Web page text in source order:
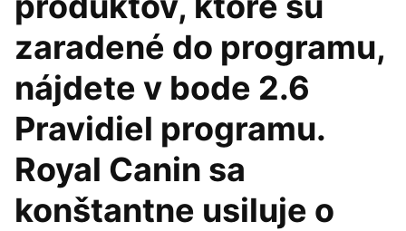
zaradené do programu,
nájdete v bode 2.6
Pravidiel programu.
Royal Canin sa
konštantne usiluje o